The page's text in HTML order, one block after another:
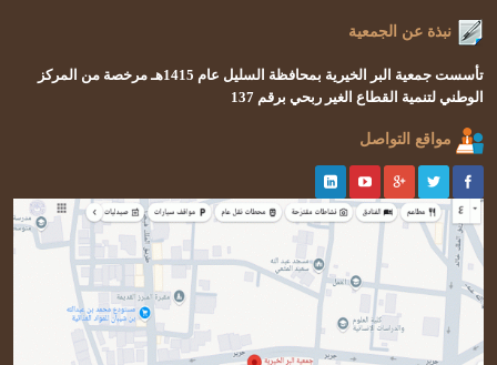
نبذة عن الجمعية
تأسست جمعية البر الخيرية بمحافظة السليل عام 1415هـ
مرخصة من المركز
الوطني لتنمية القطاع الغير ربحي برقم 137
مواقع التواصل